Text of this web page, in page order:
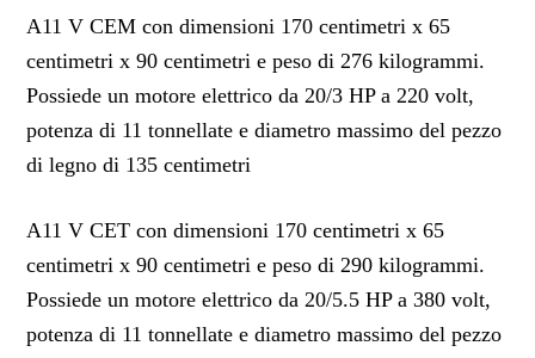
A11 V CEM con dimensioni 170 centimetri x 65
centimetri x 90 centimetri e peso di 276 kilogrammi.
Possiede un motore elettrico da 20/3 HP a 220 volt,
potenza di 11 tonnellate e diametro massimo del pezzo
di legno di 135 centimetri
A11 V CET con dimensioni 170 centimetri x 65
centimetri x 90 centimetri e peso di 290 kilogrammi.
Possiede un motore elettrico da 20/5.5 HP a 380 volt,
potenza di 11 tonnellate e diametro massimo del pezzo